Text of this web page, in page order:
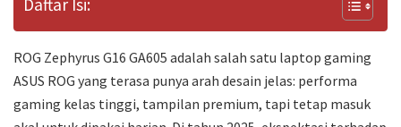
ROG Zephyrus G16 GA605 adalah salah satu laptop gaming
ASUS ROG yang terasa punya arah desain jelas: performa
gaming kelas tinggi, tampilan premium, tapi tetap masuk